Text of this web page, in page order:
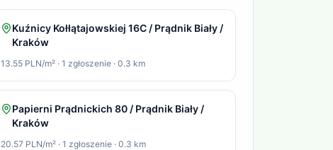
Kuźnicy Kołłątajowskiej 16C / Prądnik Biały /
Kraków
13.55 PLN/m² · 1 zgłoszenie · 0.3 km
Papierni Prądnickich 80 / Prądnik Biały /
Kraków
20.57 PLN/m² · 1 zgłoszenie · 0.3 km